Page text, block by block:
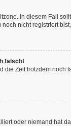
In diesem Fall
nicht registriert
falsch!
Zeit trotzdem
oder niemand hat